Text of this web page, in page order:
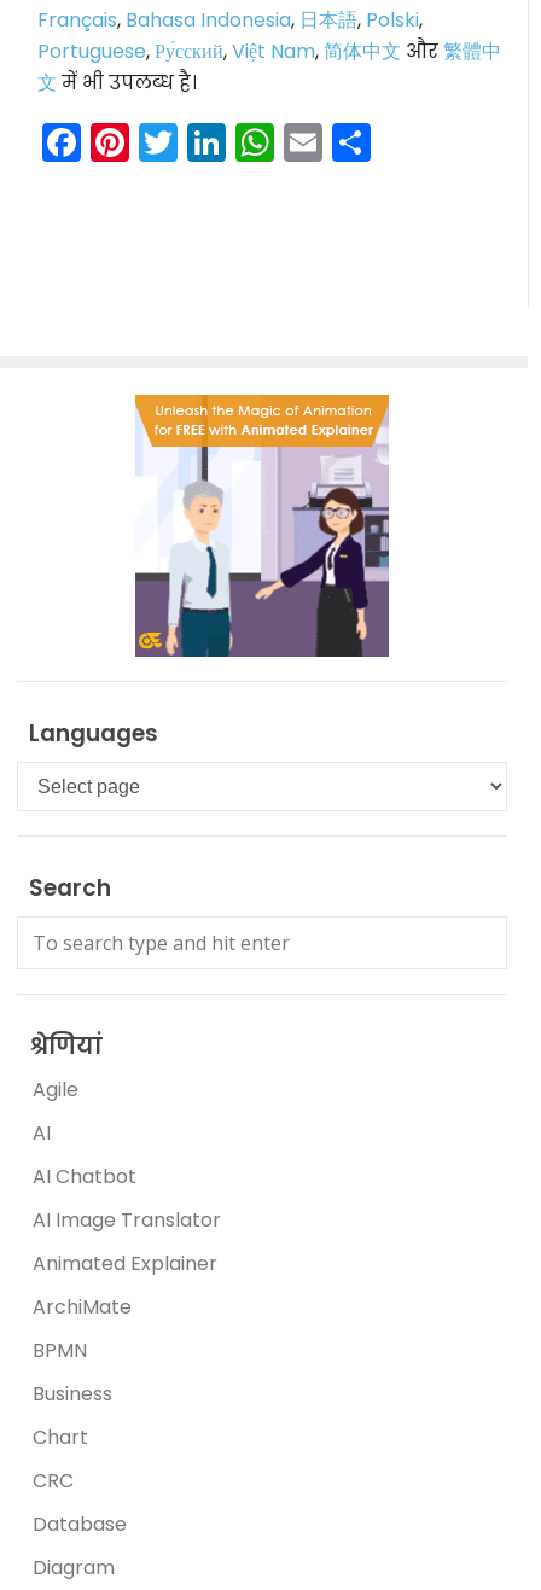
Français, Bahasa Indonesia, 日本語, Polski,
Portuguese,Ру́сский,Việt Nam,简体中文 और繁體中
文 में भी उपलब्ध है।
Facebook
Pinterest
Twitter
LinkedIn
WhatsApp
Email
Languages
Languages
Search
श्रेणियां
Agile
AI
AI Chatbot
AI Image Translator
Animated Explainer
ArchiMate
BPMN
Business
Chart
CRC
Database
Diagram